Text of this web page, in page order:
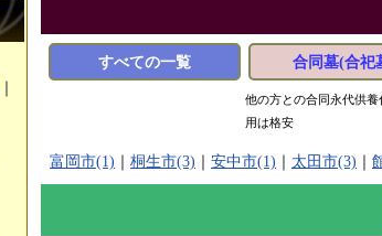
すべての一覧 合同墓(合祀
他の方との合同永代供養
用は格安
富岡市(1) 桐生市(3) 安中市(1) 太田市(3)